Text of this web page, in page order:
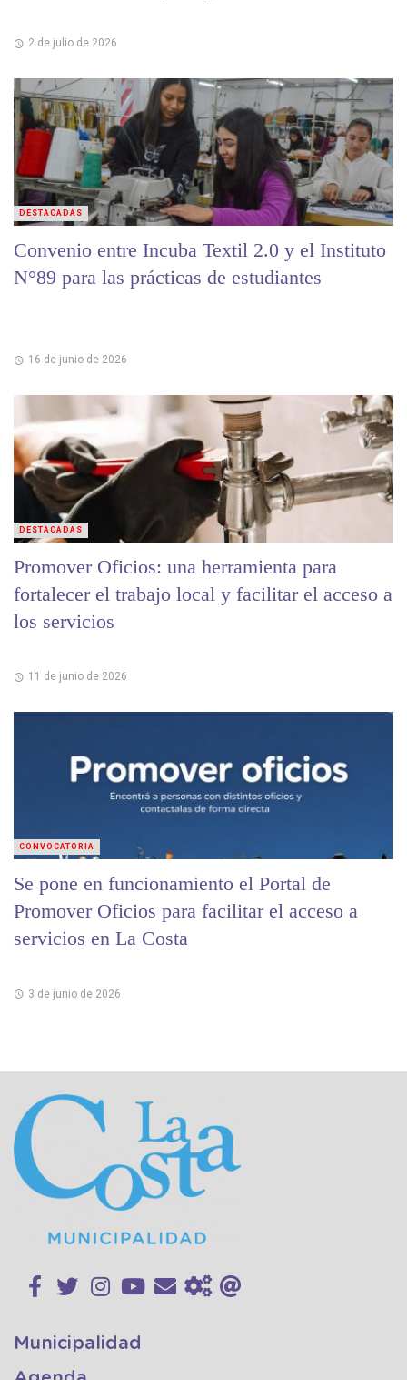
2 de julio de 2026
Convenio entre Incuba Textil 2.0 y el Instituto
N°89 para las prácticas de estudiantes
16 de junio de 2026
DESTACADAS
Promover Oficios: una herramienta para
fortalecer el trabajo local y facilitar el acceso a
los servicios
11 de junio de 2026
DESTACADAS
Se pone en funcionamiento el Portal de
Promover Oficios para facilitar el acceso a
servicios en La Costa
3 de junio de 2026
CONVOCATORIA
Municipalidad